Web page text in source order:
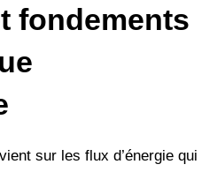
fondements
sur les flux d’énergie qui